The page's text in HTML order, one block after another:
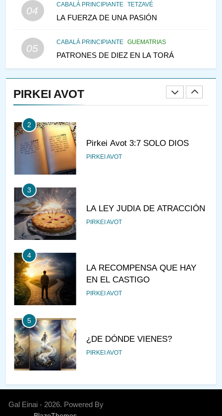
04
CABALÁ PRINCIPIANTE TETZAVÉ
LA FUERZA DE UNA PASIÓN
05
CABALÁ PRINCIPIANTE GUEMATRIAS
PATRONES DE DIEZ EN LA TORÁ
PIRKEI AVOT
VEAMOS ¿POR QUÉ
IEHOSHÚA? Y LA QUEJA DE
1
CONVERSAR CON LA MUJER
A LA LUZ DEL JUDAÍSMO
AMOR, PAREJA Y MATRIMONIO
2
Pirkei Avot 3:7 SOLO DIOS
PIRKEI AVOT
3
LA LEY JUDIA DE ATRACCIÓN
PIRKEI AVOT
4
LA RECOMPENSA QUE HAY
EN EL CASTIGO
PIRKEI AVOT
5
¿DE DÓNDE VIENES?
PIRKEI AVOT
6
AJAREI KEDOSHIM
Gal Einai - 2026. Powered By